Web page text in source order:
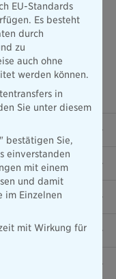
EU-Standards
Es besteht
durch
zu
auch ohne
werden können.
in
Sie unter diesem
bestätigen Sie,
einverstanden
mit einem
und damit
im Einzelnen
mit Wirkung für